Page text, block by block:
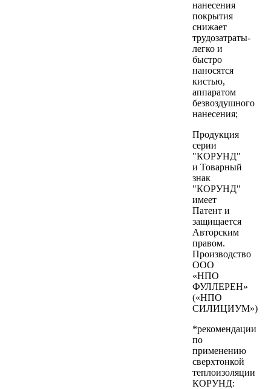
нанесения
покрытия
снижает
трудозатраты-
легко и
быстро
наносятся
кистью,
аппаратом
безвоздушного
нанесения;
Продукция
серии
"КОРУНД"
и Товарный
знак
"КОРУНД"
имеет
Патент и
защищается
Авторским
правом.
Производство
ООО
«НПО
ФУЛЛЕРЕН»
(«НПО
СИЛИЦИУМ»)
*рекомендации
по
применению
сверхтонкой
теплоизоляции
КОРУНД: